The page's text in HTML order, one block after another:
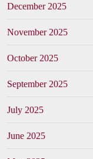
December 2025
November 2025
October 2025
September 2025
July 2025
June 2025